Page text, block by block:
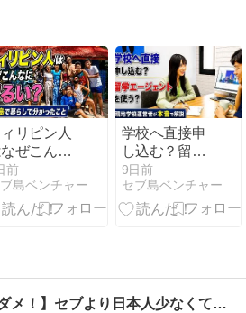
リピン人
ぜこんな
るい？セ
で暮らし
かったこ
前
セブ島ベンチャー社長ブログ / 寺本雄平
学校へ直接申
し込む？留学
エージェント
を使う？現地
学校運営者が
9日前
セブ島ベンチャー社長ブログ / 寺本雄平
【セブ島ダメ！】セブより日本人少なくて綺麗なフィリピン学校